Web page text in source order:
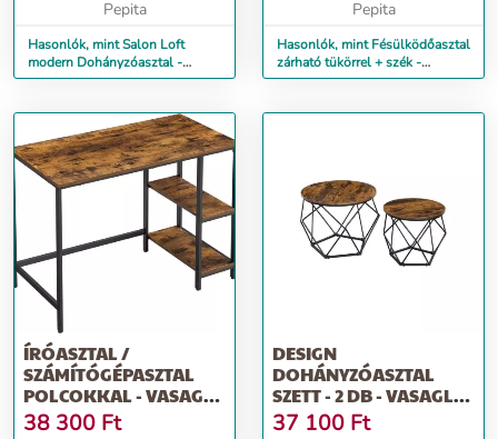
Pepita
Hasonlók, mint Salon Loft
modern Dohányzóasztal -
sonoma-fekete
Pepita
Hasonlók, mint Fésülködőasztal
zárható tükörrel + szék -
Vasagle Loft
ÍRÓASZTAL /
SZÁMÍTÓGÉPASZTAL
POLCOKKAL - VASAGLE
LOFT - 100 X 50 CM
38 300 Ft
DESIGN
DOHÁNYZÓASZTAL
SZETT - 2 DB - VASAGLE
LOFT
37 100 Ft